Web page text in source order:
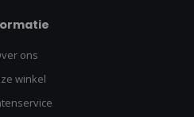
ons
winkel